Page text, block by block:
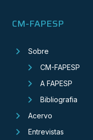
CM-FAPESP
Sobre
CM-FAPESP
A FAPESP
Bibliografia
Acervo
Entrevistas